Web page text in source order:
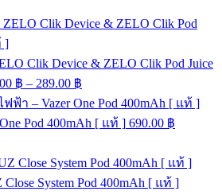
Clik Device & ZELO Clik Pod Juice
฿ – 289.00 ฿
Pod 400mAh [ แท้ ] 690.00 ฿
System Pod 400mAh [ แท้ ]